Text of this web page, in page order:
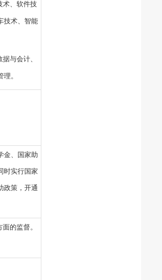
术、软件技
技术、智能
与会计、
。
金、国家助
时实行国家
政策，开通
的监督。